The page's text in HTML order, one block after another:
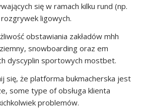
się w ramach kilku rund (np.
rozgrywek ligowych.
obstawiania zakładów mhh
snowboarding oraz em
dyscyplin sportowych mostbet.
się, że platforma bukmacherska jest
some type of obsługa klienta
problemów.